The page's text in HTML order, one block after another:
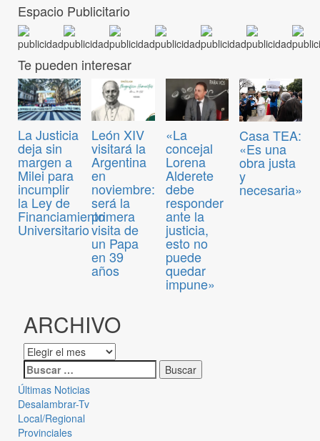
Espacio Publicitario
Te pueden interesar
La Justicia
deja sin
margen a
Milei para
incumplir
la Ley de
Financiamiento
Universitario
León XIV
visitará la
Argentina
en
noviembre:
será la
primera
visita de
un Papa
en 39
años
«La
concejal
Lorena
Alderete
debe
responder
ante la
justicia,
esto no
puede
quedar
impune»
Casa TEA:
«Es una
obra justa
y
necesaria»
ARCHIVO
Últimas Noticias
Desalambrar-Tv
Local/Regional
Provinciales